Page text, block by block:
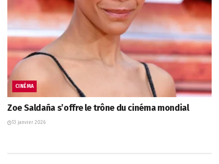
CINÉMA
Zoe Saldaña s’offre le trône du cinéma mondial
13 janvier 2026